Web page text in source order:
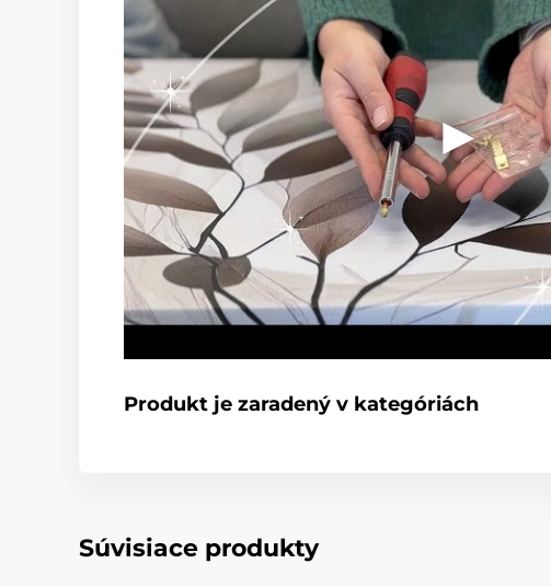
Produkt je zaradený v kategóriách
Súvisiace produkty